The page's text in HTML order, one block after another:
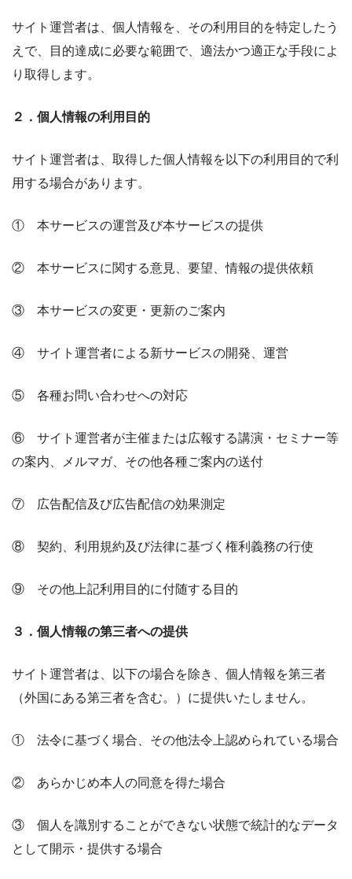
サイト運営者は、個人情報を、その利用目的を特定したう
えで、目的達成に必要な範囲で、適法かつ適正な手段によ
り取得します。
２．個人情報の利用目的
サイト運営者は、取得した個人情報を以下の利用目的で利
用する場合があります。
① 本サービスの運営及び本サービスの提供
② 本サービスに関する意見、要望、情報の提供依頼
③ 本サービスの変更・更新のご案内
④ サイト運営者による新サービスの開発、運営
⑤ 各種お問い合わせへの対応
⑥ サイト運営者が主催または広報する講演・セミナー等
の案内、メルマガ、その他各種ご案内の送付
⑦ 広告配信及び広告配信の効果測定
⑧ 契約、利用規約及び法律に基づく権利義務の行使
⑨ その他上記利用目的に付随する目的
３．個人情報の第三者への提供
サイト運営者は、以下の場合を除き、個人情報を第三者
（外国にある第三者を含む。）に提供いたしません。
① 法令に基づく場合、その他法令上認められている場合
② あらかじめ本人の同意を得た場合
③ 個人を識別することができない状態で統計的なデータ
として開示・提供する場合